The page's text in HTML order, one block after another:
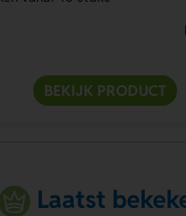
BEKIJK PRODUCT
Laatst